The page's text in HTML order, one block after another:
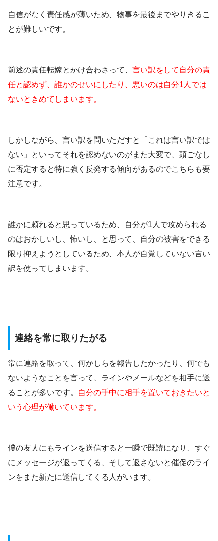
自信がなく責任感が薄いため、物事を最後までやりきるこ
とが難しいです。
前述の責任転嫁とかけ合わさって、 言い訳をして自分の責
任と認めず、誰かのせいにしたり、悪いのは自分1人では
ないときめてしまいます。
しかしながら、言い訳を問いただすと「これは言い訳では
ない」といってそれを認めないのがまた大変で、頭ごなし
に否定すると特に強く反発する傾向があるのでこちらも要
注意です。
誰かに頼れると思っているため、自分が1人で攻められる
のはおかしいし、怖いし、と思って、自分の被害をできる
限り抑えようとしているため、本人が自覚していない言い
訳を使ってしまいます。
連絡を常に取りたがる
常に連絡を取って、何かしらを報告したかったり、何でも
ないようなことを言って、ラインやメールなどを相手に送
ることが多いです。
自分の手中に相手を置いておきたいと
いう心理が働いています。
僕の友人にもラインを送信すると一瞬で既読になり、すぐ
にメッセージが返ってくる、そして返さないと催促のライ
ンをまた新たに送信してくる人がいます。